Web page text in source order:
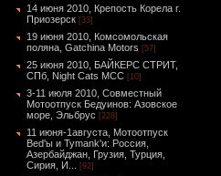
14 июня 2010, Крепость Корела г.
Приозерск [33]
19 июня 2010, Комсомольская
поляна, Gatchina Motors [57]
25 июня 2010, БАЙКЕРС СТРИТ,
СПб, Night Cats МСС [10]
3-11 июля 2010, Совместный
Мотоотпуск Бедуинов: Азовское
море, Эльбрус [228]
11 июня-1августа, Мотоотпуск
Bed'ы и Tymank'и: Россия,
Азербайджан, Грузия, Турция,
Сирия, И...
[92]